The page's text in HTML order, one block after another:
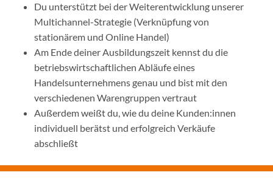
Du unterstützt bei der Weiterentwicklung unserer
Multichannel-Strategie (Verknüpfung von
stationärem und Online Handel)
Am Ende deiner Ausbildungszeit kennst du die
betriebswirtschaftlichen Abläufe eines
Handelsunternehmens genau und bist mit den
verschiedenen Warengruppen vertraut
Außerdem weißt du, wie du deine Kunden:innen
individuell berätst und erfolgreich Verkäufe
abschließt